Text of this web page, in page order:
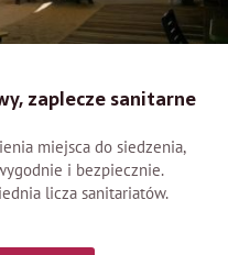
zaplecze sanitarne
miejsca do siedzenia,
i bezpiecznie.
licza sanitariatów.